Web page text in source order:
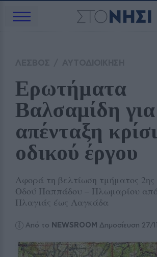
Ερωτήματα
Βαλσαμίδη
απένταξη
οδικού έργου
Αφορά τη βελτίωση τμήματος 2ης
Οδού Παππάδου – Πλωμαρίου από
Πλαγιάς έως Λαγκάδα
Από το NEWSROOM Δημοσίευση 27/